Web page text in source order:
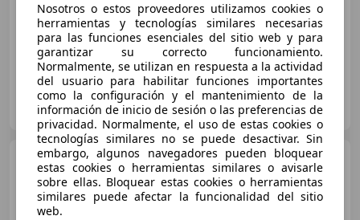
HR MOTOR SEVILLA
ES-41007 SEVILLA
Volkswagen Polo 1.0 BMT
Edition 44kW
Nosotros o estos proveedores utilizamos cookies o
herramientas y tecnologías similares necesarias
para las funciones esenciales del sitio web y para
garantizar su correcto funcionamiento.
Normalmente, se utilizan en respuesta a la actividad
del usuario para habilitar funciones importantes
como la configuración y el mantenimiento de la
información de inicio de sesión o las preferencias de
privacidad. Normalmente, el uso de estas cookies o
tecnologías similares no se puede desactivar. Sin
embargo, algunos navegadores pueden bloquear
estas cookies o herramientas similares o avisarle
sobre ellas. Bloquear estas cookies o herramientas
similares puede afectar la funcionalidad del sitio
web.